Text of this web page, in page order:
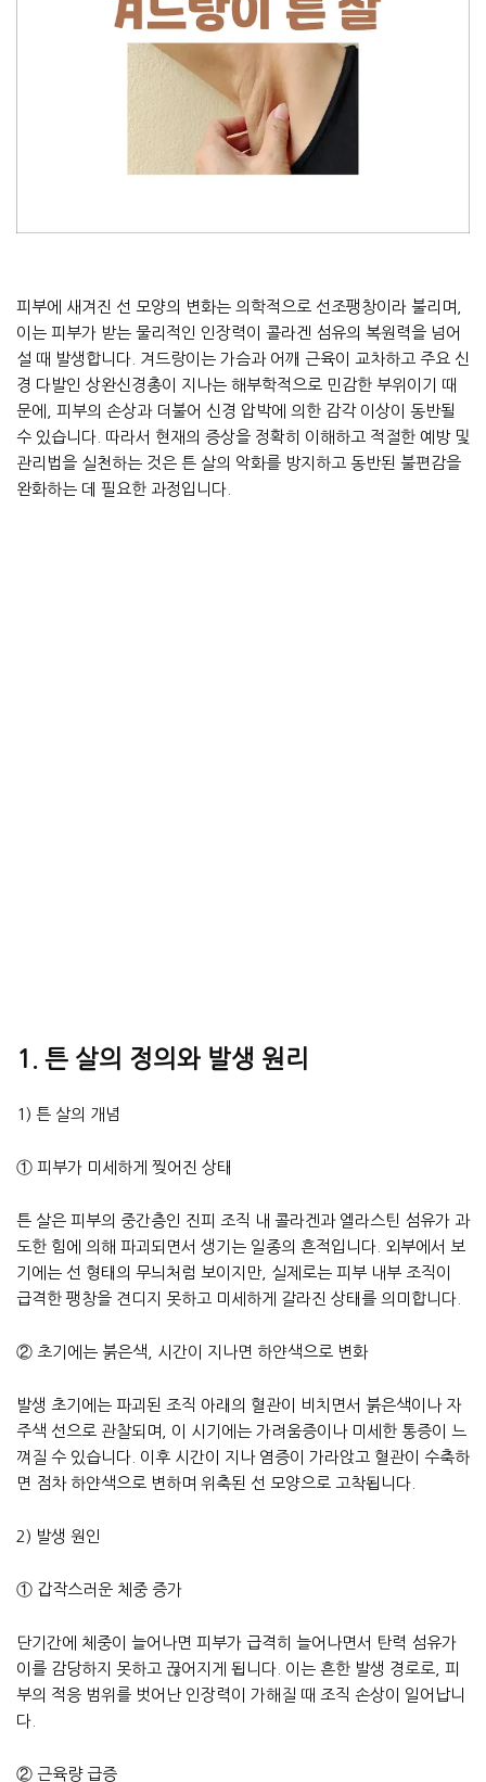
피부에 새겨진 선 모양의 변화는 의학적으로 선조팽창이라 불리며,
이는 피부가 받는 물리적인 인장력이 콜라겐 섬유의 복원력을 넘어
설 때 발생합니다. 겨드랑이는 가슴과 어깨 근육이 교차하고 주요 신
경 다발인 상완신경총이 지나는 해부학적으로 민감한 부위이기 때
문에, 피부의 손상과 더불어 신경 압박에 의한 감각 이상이 동반될
수 있습니다. 따라서 현재의 증상을 정확히 이해하고 적절한 예방 및
관리법을 실천하는 것은 튼 살의 악화를 방지하고 동반된 불편감을
완화하는 데 필요한 과정입니다.
1. 튼 살의 정의와 발생 원리
1) 튼 살의 개념
① 피부가 미세하게 찢어진 상태
튼 살은 피부의 중간층인 진피 조직 내 콜라겐과 엘라스틴 섬유가 과
도한 힘에 의해 파괴되면서 생기는 일종의 흔적입니다. 외부에서 보
기에는 선 형태의 무늬처럼 보이지만, 실제로는 피부 내부 조직이
급격한 팽창을 견디지 못하고 미세하게 갈라진 상태를 의미합니다.
② 초기에는 붉은색, 시간이 지나면 하얀색으로 변화
발생 초기에는 파괴된 조직 아래의 혈관이 비치면서 붉은색이나 자
주색 선으로 관찰되며, 이 시기에는 가려움증이나 미세한 통증이 느
껴질 수 있습니다. 이후 시간이 지나 염증이 가라앉고 혈관이 수축하
면 점차 하얀색으로 변하며 위축된 선 모양으로 고착됩니다.
2) 발생 원인
① 갑작스러운 체중 증가
단기간에 체중이 늘어나면 피부가 급격히 늘어나면서 탄력 섬유가
이를 감당하지 못하고 끊어지게 됩니다. 이는 흔한 발생 경로로, 피
부의 적응 범위를 벗어난 인장력이 가해질 때 조직 손상이 일어납니
다.
② 근육량 급증